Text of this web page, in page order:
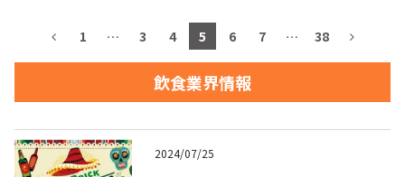
1 … 3 4 5 6 7 … 38
飲食業界情報
2024/07/25